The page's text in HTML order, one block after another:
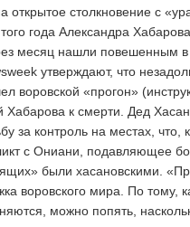
открытое столкновение с
года Александра Хабарова
месяц нашли повешенным в
утверждают, что
воровской «прогон»
Хабарова к смерти. Дед Хасан
за контроль на местах, что,
с Ониани, подавляющее
были хасановскими.
воровского мира. По тому,
можно попять,